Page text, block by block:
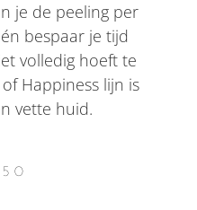
je de peeling per
bespaar je tijd
volledig hoeft te
Happiness lijn is
vette huid.